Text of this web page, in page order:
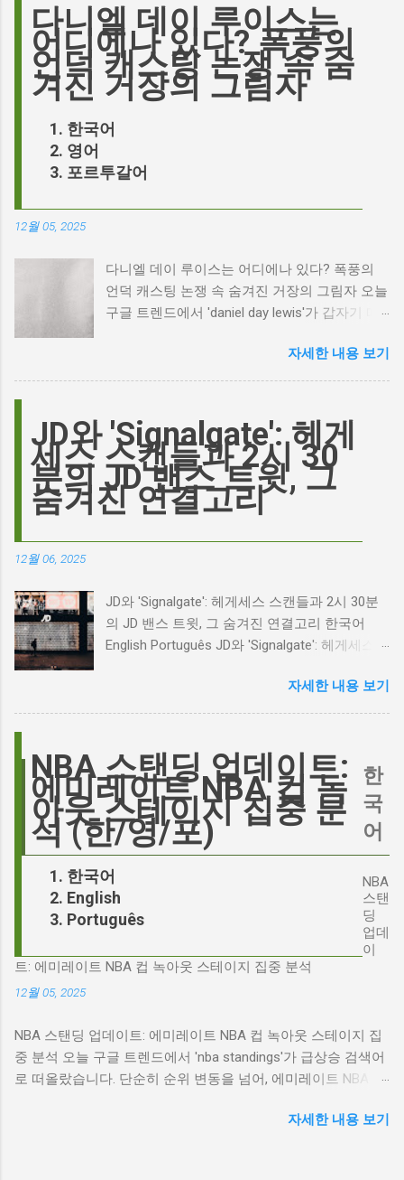
다니엘 데이 루이스는
어디에나 있다? 폭풍의
언덕 캐스팅 논쟁 속 숨
겨진 거장의 그림자
한국어
영어
포르투갈어
12월 05, 2025
다니엘 데이 루이스는 어디에나 있다? 폭풍의
언덕 캐스팅 논쟁 속 숨겨진 거장의 그림자 오늘
구글 트렌드에서 'daniel day lewis'가 갑자기 떠
이름이 왜 다시 사람들의 입에 오르내리는 걸까
요? 표면적으로는 마고 로비가 제작하고 주연을
이 그 시작입니다. 하지만 그 이면에는 '연기'라
는 예술에 대한 깊은 갈망과, 완벽주의를 향한
끊임없는 열망이 숨겨져 있습니다. Photo by
Plufow Le Studio on Unsplash 폭풍의 언덕, 그
리고 캐스팅 논쟁의 불씨 최근 몇 주 동안 영화
하는 동시에 우려를 표했습니다. 일부에서는 엘
로디의 이미지가 원작 속 히스클리프와는 다소
거리가 있다는 의견을 제시하며 캐스팅에 대한
한 비판에 대해 "기다려 보세요. 믿으세요. 분명
의 이미지가 원작과 부합하는지 여부를 넘어, 우
리가 '히스클리프'라는 인물에게 기대하는 바가
무엇인지, 그리고 배우가 그 기대를 어떻게 충족
시킬 수 있는지에 대한 근본적인 질문을 던집니
다. 다니엘 데이 루이스, '진정성'의 대명사 이 지
점에서 다니엘 데이 루이스의 이름이 등장하는
것은 결코 우연이 아닙니다. 그는 '메소드 연
기'의 극한을 보여주는 배우로서, 맡는 역할마다
완벽하게 몰입하여 실제 인물과 구분이 어려울
정도의 연기를 선보였습니다. <나의 왼발>에서
자세한 내용 보기
JD와 'Signalgate': 헤게
세스 스캔들과 2시 30
분의 JD 밴스 트윗, 그
숨겨진 연결고리
12월 06, 2025
JD와 'Signalgate': 헤게세스 스캔들과 2시 30분
의 JD 밴스 트윗, 그 숨겨진 연결고리 한국어
English Português JD와 'Signalgate': 헤게세스
연결고리 오늘의 구글 트렌드 인기 검색어 'jd'는
단순히 두 글자의 약자가 아닙니다. 최근 미국
'Signalgate' 스캔들과 깊숙이 연결되어 있습니
다. 폭스뉴스 진행자 피트 헤게세스(Pete
Hegseth)를 중심으로 벌어진 이 스캔들은 예상
치 못한 인물, JD 밴스(JD Vance)의 이름까지 소
환하며 파장을 일으키고 있습니다. 왜 'jd'가 갑자
들이 어떻게 얽혀있는 것일까요? 최대100%세일
오늘의 특가 'Signalgate' 스캔들: 피트 헤게세스
의 그림자 먼저 'Signalgate' 스캔들의 핵심 인물
인 피트 헤게세스부터 살펴봐야 합니다. 최근 공
개된 국방부 감사 보고서에 따르면, 헤게세스는
스의 행위가 윤리적으로 심각한 문제를 야기하
며, 군의 명예를 훼손할 수 있다고 지적합니다.
Photo by Samuel Regan-Asante on Unsplash
제는 여기서 끝나지 않았습니다. 스캔들이 터진
자세한 내용 보기
NBA 스탠딩 업데이트:
에미레이트 NBA 컵 녹
아웃 스테이지 집중 분
석 (한/영/포)
한국어
English
Português
한
국
어
NBA
스탠
딩
업데
이
트: 에미레이트 NBA 컵 녹아웃 스테이지 집중 분석
12월 05, 2025
NBA 스탠딩 업데이트: 에미레이트 NBA 컵 녹아웃 스테이지 집
중 분석 오늘 구글 트렌드에서 'nba standings'가 급상승 검색어
로 떠올랐습니다. 단순히 순위 변동을 넘어, 에미레이트 NBA 컵
받고 있습니다. 이번 포스팅에서는 NBA 컵 녹아웃 스테이지 관
자세한 내용 보기